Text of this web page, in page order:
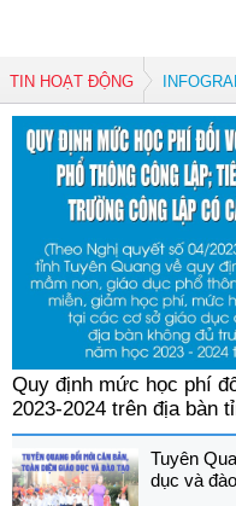
TIN HOẠT ĐỘNG
Quy định mức học phí
2023-2024 trên địa bàn
Tuyên
dục và